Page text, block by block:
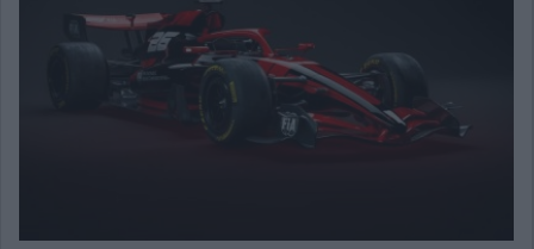
DIGITÁLIS MAGAZIN
VERSENYNAPTÁRAK